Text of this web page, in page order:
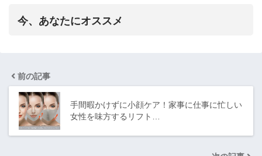
今、あなたにオススメ
前の記事
手間暇かけずに小顔ケア！家事に仕事に忙しい
女性を味方するリフト…